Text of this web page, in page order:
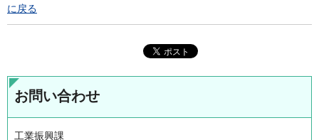
に戻る
お問い合わせ
工業振興課